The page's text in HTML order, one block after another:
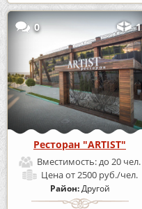
0 1
Ресторан "ARTIST"
Вместимость:до 20 чел.
Ценаот 2500 руб./чел.
Район:Другой